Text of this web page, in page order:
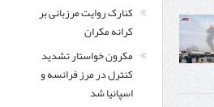
کنارک روایت مرزبانی بر
کرانه مکران
مکرون خواستار تشدید
کنترل‌ در مرز فرانسه و
اسپانیا شد